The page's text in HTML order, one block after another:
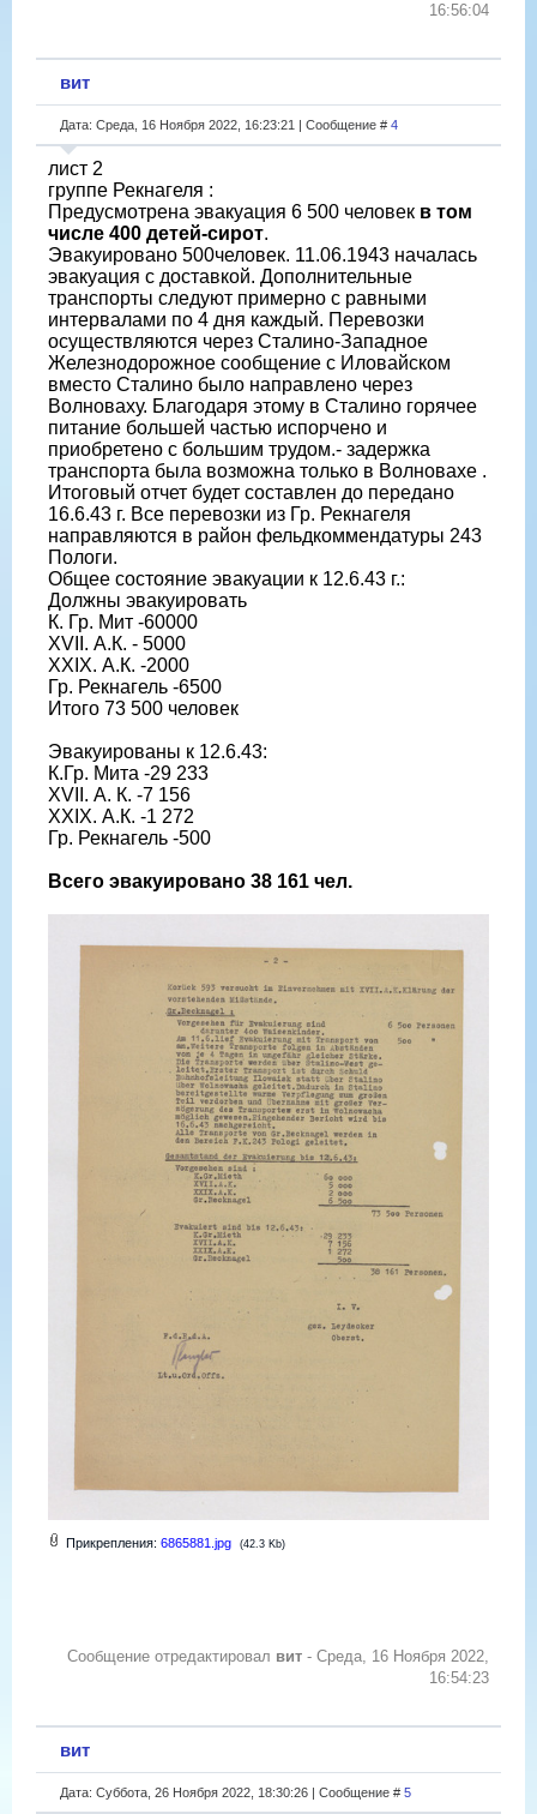
16:56:04
вит
Дата: Среда, 16 Ноября 2022, 16:23:21 | Сообщение # 4
лист 2
группе Рекнагеля :
Предусмотрена эвакуация 6 500 человек в том
числе 400 детей-сирот.
Эвакуировано 500человек. 11.06.1943 началась
эвакуация с доставкой. Дополнительные
транспорты следуют примерно с равными
интервалами по 4 дня каждый. Перевозки
осуществляются через Сталино-Западное
Железнодорожное сообщение с Иловайском
вместо Сталино было направлено через
Волноваху. Благодаря этому в Сталино горячее
питание большей частью испорчено и
приобретено с большим трудом.- задержка
транспорта была возможна только в Волновахе .
Итоговый отчет будет составлен до передано
16.6.43 г. Все перевозки из Гр. Рекнагеля
направляются в район фельдкоммендатуры 243
Пологи.
Общее состояние эвакуации к 12.6.43 г.:
Должны эвакуировать
К. Гр. Мит -60000
XVII. А.К. - 5000
XXIX. А.К. -2000
Гр. Рекнагель -6500
Итого 73 500 человек
Эвакуированы к 12.6.43:
К.Гр. Мита -29 233
XVII. А. К. -7 156
XXIX. А.К. -1 272
Гр. Рекнагель -500
Всего эвакуировано 38 161 чел.
Прикрепления: 6865881.jpg (42.3 Kb)
Сообщение отредактировал вит - Среда, 16 Ноября 2022,
16:54:23
вит
Дата: Суббота, 26 Ноября 2022, 18:30:26 | Сообщение # 5